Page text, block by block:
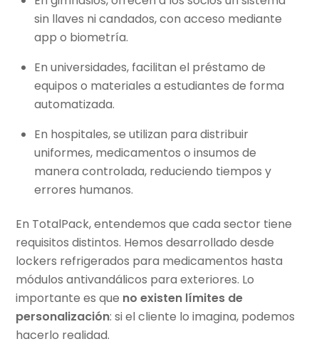
sin llaves ni candados, con acceso mediante
app o biometría.
En universidades, facilitan el préstamo de
equipos o materiales a estudiantes de forma
automatizada.
En hospitales, se utilizan para distribuir
uniformes, medicamentos o insumos de
manera controlada, reduciendo tiempos y
errores humanos.
En TotalPack, entendemos que cada sector tiene
requisitos distintos. Hemos desarrollado desde
lockers refrigerados para medicamentos hasta
módulos antivandálicos para exteriores. Lo
importante es que no existen límites de
personalización: si el cliente lo imagina, podemos
hacerlo realidad.